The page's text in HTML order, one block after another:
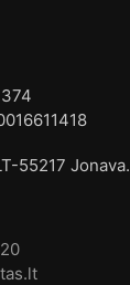
55217 Jonava.